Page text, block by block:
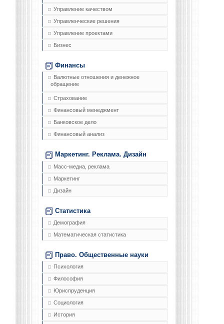
Управление качеством
Управленческие решения
Управление проектами
Бизнес
Финансы
Валютные отношения и денежное
обращение
Страхование
Финансовый менеджмент
Банковское дело
Финансовый анализ
Маркетинг. Реклама. Дизайн
Масс-медиа, реклама
Маркетинг
Дизайн
Статистика
Демография
Математическая статистика
Право. Общественные науки
Психология
Философия
Юриспруденция
Социология
История